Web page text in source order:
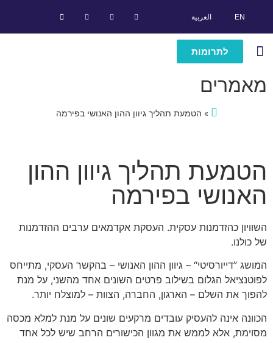
EN العربية
לתרומות
מאמרים
» הטמעת תהליך גיוון ההון האנושי בפירמה
הטמעת תהליך גיוון ההון
האנושי בפירמה
השוויון כהזדמנות עסקית. העסקת אקדמאים ערבים ההזדמנות
של כולנו.
המושג ”דייורסיטי“ – גיוון ההון האנושי – בהקשר העסקי, מתייחס
לפוטנציאל הגלום בשילוב פרטים השונים אחד מהשני, על מנת
להפוך את השלם – הארגון, החברה, הצוות – למוצלח יותר.
הכוונה אינה להעסיק עובדים מרקעים שונים על מנת למלא מכסה
מסוימת, אלא לממש את מגוון הכישורים הרחב שיש לכל אחד